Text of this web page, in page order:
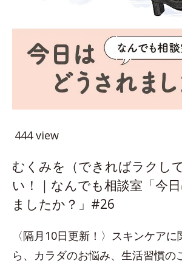
444 view
むくみを（できればラクし
い！｜なんでも相談室「今
ましたか？」#26
〈隔月10日更新！〉スキンケア
ら、カラダのお悩み、生活習慣の